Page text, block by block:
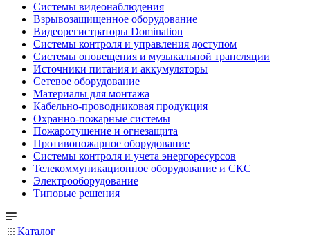
Системы видеонаблюдения
Взрывозащищенное оборудование
Видеорегистраторы Domination
Системы контроля и управления доступом
Системы оповещения и музыкальной трансляции
Источники питания и аккумуляторы
Сетевое оборудование
Материалы для монтажа
Кабельно-проводниковая продукция
Охранно-пожарные системы
Пожаротушение и огнезащита
Противопожарное оборудование
Системы контроля и учета энергоресурсов
Телекоммуникационное оборудование и СКС
Электрооборудование
Типовые решения
Каталог